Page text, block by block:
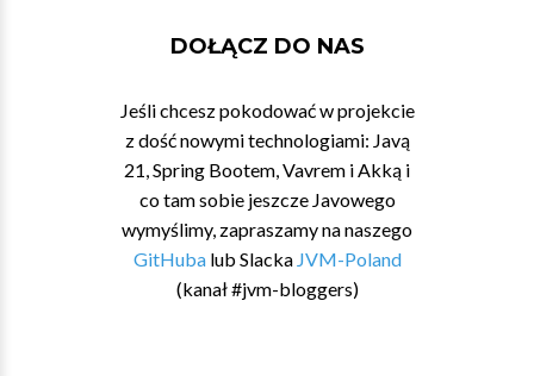
DOŁĄCZ DO NAS
Jeśli chcesz pokodować w projekcie
z dość nowymi technologiami: Javą
21, Spring Bootem, Vavrem i Akką i
co tam sobie jeszcze Javowego
wymyślimy, zapraszamy na naszego
GitHubalub Slacka JVM-Poland
(kanał #jvm-bloggers)